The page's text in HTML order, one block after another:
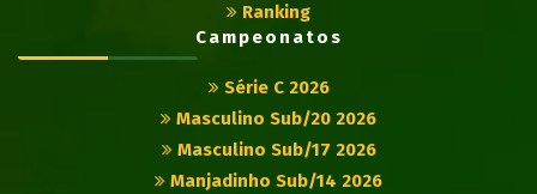
Ranking
Campeonatos
Série C 2026
Masculino Sub/20 2026
Masculino Sub/17 2026
Manjadinho Sub/14 2026